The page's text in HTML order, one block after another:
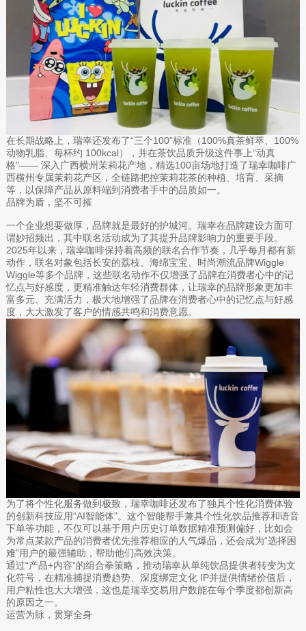
在长期战略上，瑞幸还发布了“三个100”标准（100%真茶鲜萃、100%
动物乳脂、每杯约 100kcal），并在茶饮品质升级这件事上“动真
格”—— 深入广西横州茉莉花产地，精选100亩场地打造了瑞幸咖啡广
西横州专属茉莉花产区，全链路把控茉莉花茶的种植、培育、采摘
等，以保障产品从原料端到消费者手中的品质如一。
品牌为盾，坚不可摧
一个企业想要做厚，品牌就是最好的护城河。瑞幸在品牌建设方面可
谓妙招频出，其中联名活动成为了其提升品牌影响力的重要手段。
2025年以来，瑞幸咖啡保持着高频的联名合作节奏，几乎每月都有新
动作，联名对象包括长安的荔枝、海绵宝宝、时尚潮流品牌Wiggle
Wiggle等多个品牌，这些联名动作不仅增强了品牌在消费者心中的记
忆点与好感度，更精准触达年轻消费群体，让瑞幸的品牌形象更加丰
富多元、充满活力，极大地增强了品牌在消费者心中的记忆点与好感
度，大大激发了客户的情感共鸣和消费意愿。
为了将个性化服务做到极致，瑞幸咖啡还发布了独具个性化消费体验
的创新科技应用“AI智能体”。这个智能帮手兼具个性化饮品推荐和语音
下单等功能，不仅可以基于用户历史订单数据精准预测偏好，比如会
为常点某款产品的消费者优先推荐相应的人气爆品，还会成为“选择困
难”用户的最强辅助，帮助他们高效决策。
通过“产品+内容”的组合拳策略，推动瑞幸从单纯饮品提供者转变为文
化符号，在精准捕捉消费趋势、深度绑定文化 IP并提供情绪价值后，
用户粘性也大大增强，这也是瑞幸交易用户数能在每个季度都创新高
的原因之一。
运营为脉，贯穿全身